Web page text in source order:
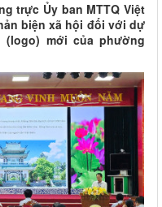
trực Ủy ban MTTQ Việt
biện xã hội đối với dự
(logo) mới của phường